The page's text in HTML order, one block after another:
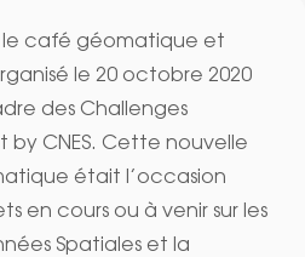
le café géomatique et
le 20 octobre 2020
des Challenges
CNES. Cette nouvelle
était l’occasion
en cours ou à venir sur les
Spatiales et la